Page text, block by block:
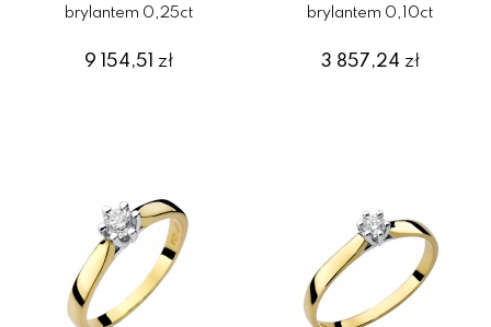
brylantem 0,25ct
9 154,51 zł
brylantem 0,10ct
3 857,24 zł